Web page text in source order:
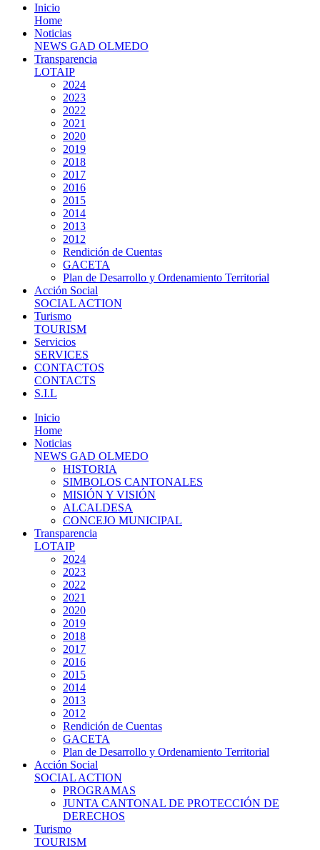
Inicio
Home
Noticias
NEWS GAD OLMEDO
Transparencia
LOTAIP
2024
2023
2022
2021
2020
2019
2018
2017
2016
2015
2014
2013
2012
Rendición de Cuentas
GACETA
Plan de Desarrollo y Ordenamiento Territorial
Acción Social
SOCIAL ACTION
Turismo
TOURISM
Servicios
SERVICES
CONTACTOS
CONTACTS
S.I.L
Inicio
Home
Noticias
NEWS GAD OLMEDO
HISTORIA
SIMBOLOS CANTONALES
MISIÓN Y VISIÓN
ALCALDESA
CONCEJO MUNICIPAL
Transparencia
LOTAIP
2024
2023
2022
2021
2020
2019
2018
2017
2016
2015
2014
2013
2012
Rendición de Cuentas
GACETA
Plan de Desarrollo y Ordenamiento Territorial
Acción Social
SOCIAL ACTION
PROGRAMAS
JUNTA CANTONAL DE PROTECCIÓN DE
DERECHOS
Turismo
TOURISM